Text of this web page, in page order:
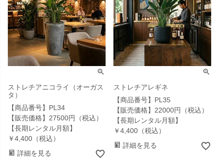
ストレチアニコライ（オーガス
タ）
【商品番号】PL34
【販売価格】27500円（税込）
【長期レンタル月額】
￥4,400（税込）
詳細を見る
ストレチアレギネ
【商品番号】PL35
【販売価格】22000円（税込）
【長期レンタル月額】
￥4,400（税込）
詳細を見る